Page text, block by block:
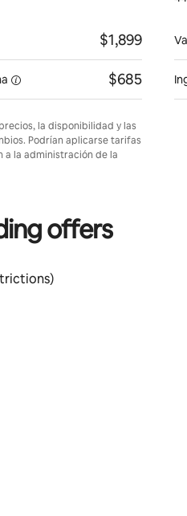
$1,899
$685
la disponibilidad y las
Podrían aplicarse tarifas
a la administración de la
offers